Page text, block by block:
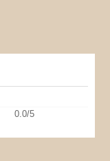
0.0/5